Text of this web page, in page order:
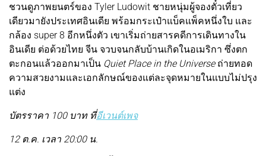
ชวนดูภาพยนตร์ของ Tyler Ludowit ชายหนุ่มผู้จองตั๋วเที่ยว
เดียวมายังประเทศอินเดีย พร้อมกระเป๋าแบ็คแพ็คหนึ่งใบ และ
กล้อง super 8 อีกหนึ่งตัว เขาเริ่มถ่ายสารคดีการเดินทางใน
อินเดีย ต่อด้วยไทย จีน จวบจนกลับบ้านเกิดในอเมริกา ซึ่งตก
ตะกอนแล้วออกมาเป็น Quiet Place in the Universe ถ่ายทอด
ความสวยงามและเอกลักษณ์ของแต่ละจุดหมายในแบบไม่ปรุง
แต่ง
บัตรราคา 100 บาท ที่อีเวนต์เพจ
12 ต.ค. เวลา 20:00 น.